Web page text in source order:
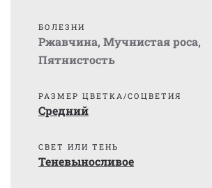
БОЛЕЗНИ
Ржавчина, Мучнистая роса,
Пятнистость
РАЗМЕР ЦВЕТКА/СОЦВЕТИЯ
Средний
СВЕТ ИЛИ ТЕНЬ
Теневыносливое